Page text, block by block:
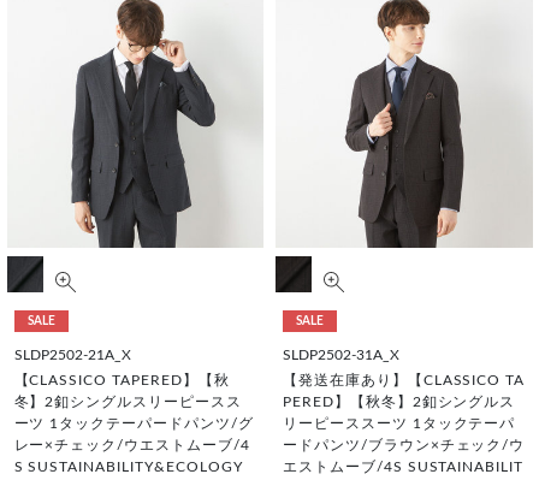
SALE
SLDP2502-21A_X
【CLASSICO TAPERED】【秋
冬】2釦シングルスリーピースス
ーツ 1タックテーパードパンツ/グ
レー×チェック/ウエストムーブ/4
S SUSTAINABILITY&ECOLOGY
SALE
SLDP2502-31A_X
【発送在庫あり】【CLASSICO TA
PERED】【秋冬】2釦シングルス
リーピーススーツ 1タックテーパ
ードパンツ/ブラウン×チェック/ウ
エストムーブ/4S SUSTAINABILIT